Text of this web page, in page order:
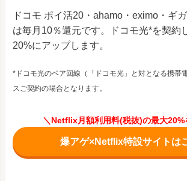
ドコモ ポイ活20・ahamo・eximo・ギ
は毎月10％還元です。ドコモ光*を契約
20%にアップします。
*ドコモ光のペア回線（「ドコモ光」と対となる携帯
スご契約の場合となります。
＼Netflix月額利用料(税抜)の最大20%
爆アゲ×Netflix特設サイトは